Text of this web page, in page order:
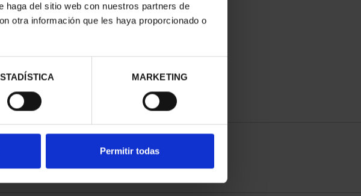
del sitio web con nuestros partners de
otra información que les haya proporcionado o
MARKETING
Permitir todas